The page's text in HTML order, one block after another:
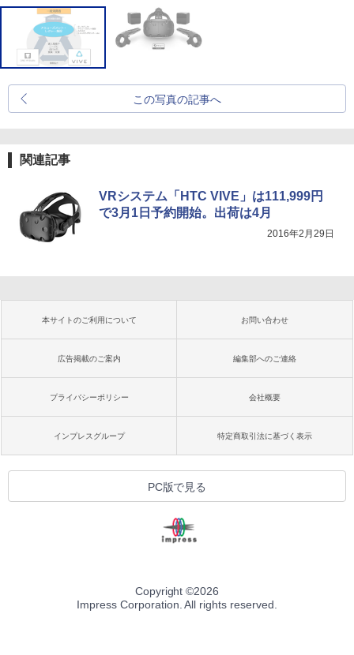
この写真の記事へ
関連記事
VRシステム「HTC VIVE」は111,999円
で3月1日予約開始。出荷は4月
2016年2月29日
本サイトのご利用について お問い合わせ
広告掲載のご案内 編集部へのご連絡
プライバシーポリシー 会社概要
インプレスグループ 特定商取引法に基づく表示
PC版で見る
Copyright ©2026
Impress Corporation. All rights reserved.